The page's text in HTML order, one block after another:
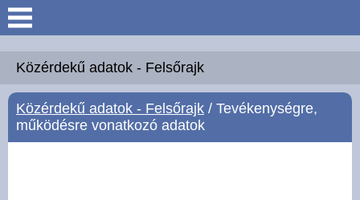
Keresés
Köszöntő
Hírek
Közérdekű adatok - Felsőrajk
Közérdekű adatok - Felsőrajk / Tevékenységre,
működésre vonatkozó adatok